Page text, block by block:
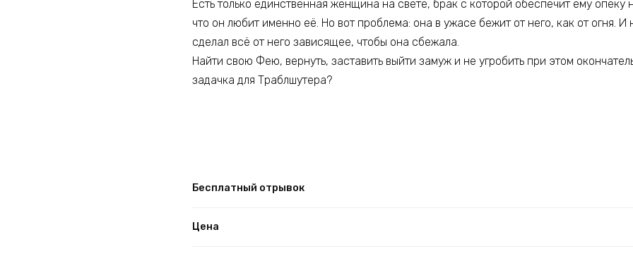
Есть только единственная женщина на свете, брак с которой обеспечит ему опеку
что он любит именно её. Но вот проблема: она в ужасе бежит от него, как от огня. И
сделал всё от него зависящее, чтобы она сбежала.
Найти свою Фею, вернуть, заставить выйти замуж и не угробить при этом
задачка для Траблшутера?
Бесплатный отрывок
Цена